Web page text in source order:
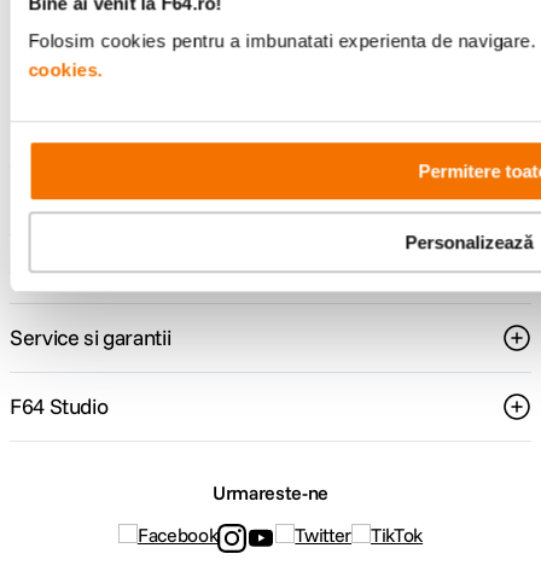
Folosim cookies pentru a imbunatati experienta de
cookies.
Permitere
Personalizează
Consultanta
Comenzi si livrare
Suport
Service si garantii
F64 Studio
Urmareste-ne